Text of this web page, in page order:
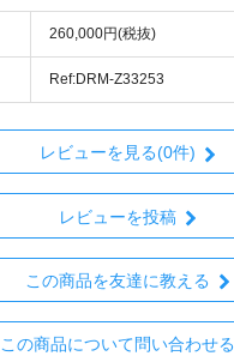
260,000円(税抜)
Ref:DRM-Z33253
レビューを見る(0件)
レビューを投稿
この商品を友達に教える
この商品について問い合わせる